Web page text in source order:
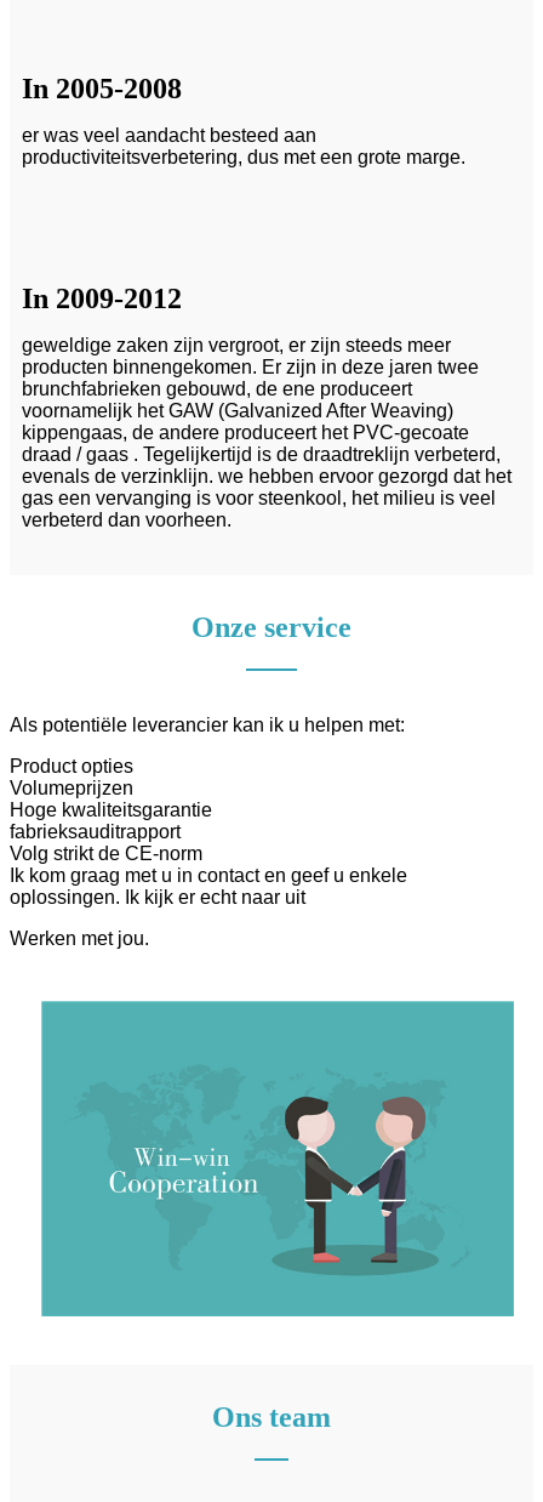
In 2005-2008
er was veel aandacht besteed aan
productiviteitsverbetering, dus met een grote marge.
In 2009-2012
geweldige zaken zijn vergroot, er zijn steeds meer
producten binnengekomen. Er zijn in deze jaren twee
brunchfabrieken gebouwd, de ene produceert
voornamelijk het GAW (Galvanized After Weaving)
kippengaas, de andere produceert het PVC-gecoate
draad / gaas . Tegelijkertijd is de draadtreklijn verbeterd,
evenals de verzinklijn. we hebben ervoor gezorgd dat het
gas een vervanging is voor steenkool, het milieu is veel
verbeterd dan voorheen.
Onze service
Als potentiële leverancier kan ik u helpen met:
Product opties
Volumeprijzen
Hoge kwaliteitsgarantie
fabrieksauditrapport
Volg strikt de CE-norm
Ik kom graag met u in contact en geef u enkele
oplossingen. Ik kijk er echt naar uit
Werken met jou.
Ons team